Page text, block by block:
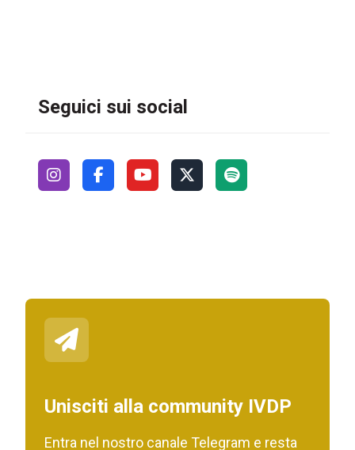
Seguici sui social
Unisciti alla community IVDP
Entra nel nostro canale Telegram e resta